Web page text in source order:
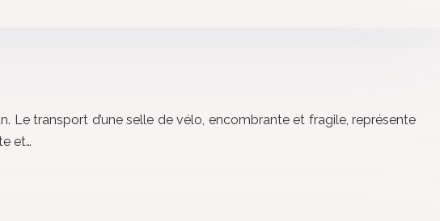
transport d’une selle de vélo, encombrante et fragile, représente
et…